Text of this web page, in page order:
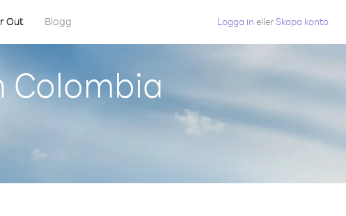
Out Blogg Logga in eller Skapa konto
Colombia